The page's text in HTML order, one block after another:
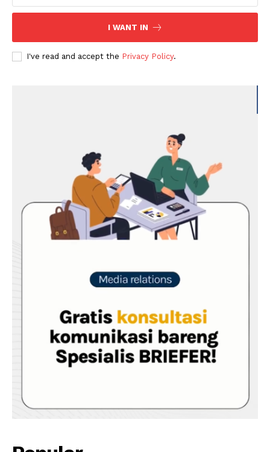
I WANT IN
I've read and accept the Privacy Policy.